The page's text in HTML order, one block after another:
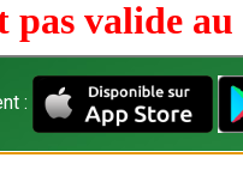
pas valide au
: